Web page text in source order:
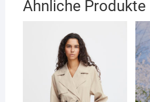
Ähnliche Produkte